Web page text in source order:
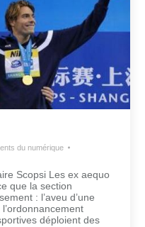
du numérique
Scopsi Les ex aequo
que la section
: l’aveu d’une
déploient des